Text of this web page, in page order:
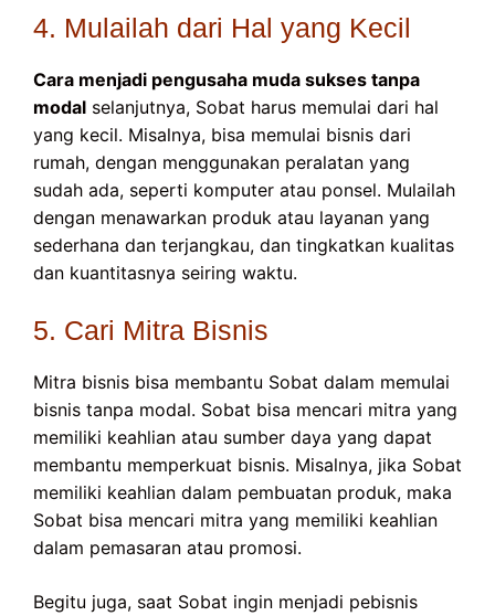
4. Mulailah dari Hal yang Kecil
Cara menjadi pengusaha muda sukses tanpa
modal selanjutnya, Sobat harus memulai dari hal
yang kecil. Misalnya, bisa memulai bisnis dari
rumah, dengan menggunakan peralatan yang
sudah ada, seperti komputer atau ponsel. Mulailah
dengan menawarkan produk atau layanan yang
sederhana dan terjangkau, dan tingkatkan kualitas
dan kuantitasnya seiring waktu.
5. Cari Mitra Bisnis
Mitra bisnis bisa membantu Sobat dalam memulai
bisnis tanpa modal. Sobat bisa mencari mitra yang
memiliki keahlian atau sumber daya yang dapat
membantu memperkuat bisnis. Misalnya, jika Sobat
memiliki keahlian dalam pembuatan produk, maka
Sobat bisa mencari mitra yang memiliki keahlian
dalam pemasaran atau promosi.
Begitu juga, saat Sobat ingin menjadi pebisnis